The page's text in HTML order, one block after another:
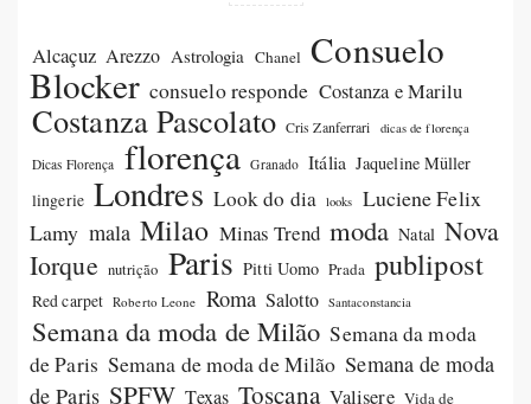
Alcaçuz Arezzo Astrologia Chanel Consuelo
Blocker consuelo responde Costanza e Marilu
Costanza Pascolato Cris Zanferrari dicas de florença
Dicas Florença florença Granado Itália Jaqueline Müller
lingerie Londres Look do dia looks
Luciene Felix
Lamy mala Milao Minas Trend moda Natal Nova
Iorque nutrição Paris Pitti Uomo Prada publipost
Red carpet Roberto Leone Roma Salotto Santaconstancia
Semana da moda de Milão Semana da moda
de Paris Semana de moda de Milão Semana de moda
de Paris SPFW Texas Toscana Valisere Vida de